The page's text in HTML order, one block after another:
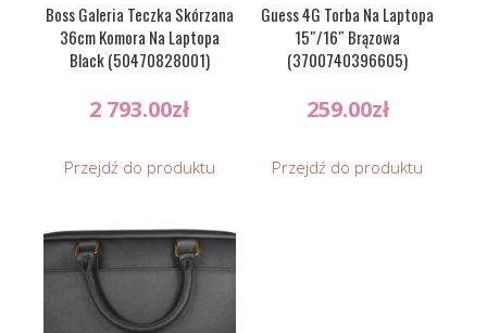
Boss Galeria Teczka Skórzana
36cm Komora Na Laptopa
Black (50470828001)
2 793.00zł
Przejdź do produktu
Guess 4G Torba Na Laptopa
15″/16″ Brązowa
(3700740396605)
259.00zł
Przejdź do produktu